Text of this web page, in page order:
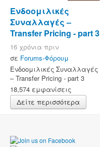
Ενδοομιλικές
Συναλλαγές –
Transfer Pricing - part 3
16 χρόνια πριν
σε Forums-Φόρουμ
Ενδοομιλικές Συναλλαγές
– Transfer Pricing - part 3
18,574 εμφανίσεις
Δείτε περισσότερα